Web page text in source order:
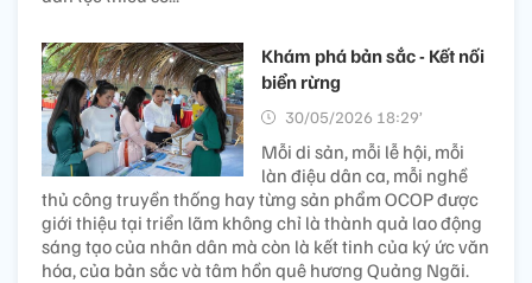
Khám phá bản sắc - Kết nối
biển rừng
30/05/2026 18:29’
Mỗi di sản, mỗi lễ hội, mỗi
làn điệu dân ca, mỗi nghề
thủ công truyền thống hay từng sản phẩm OCOP được
giới thiệu tại triển lãm không chỉ là thành quả lao động
sáng tạo của nhân dân mà còn là kết tinh của ký ức văn
hóa, của bản sắc và tâm hồn quê hương Quảng Ngãi.